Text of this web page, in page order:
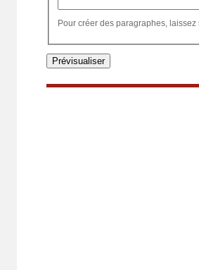
Pour créer des paragraphes,